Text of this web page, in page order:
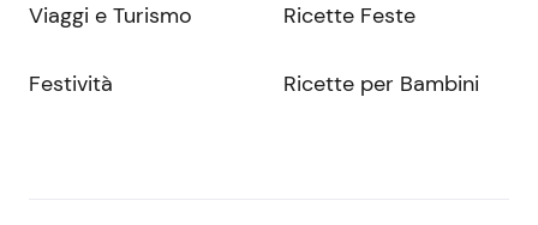
Viaggi e Turismo
Festività
Ricette Feste
Ricette per Bambini